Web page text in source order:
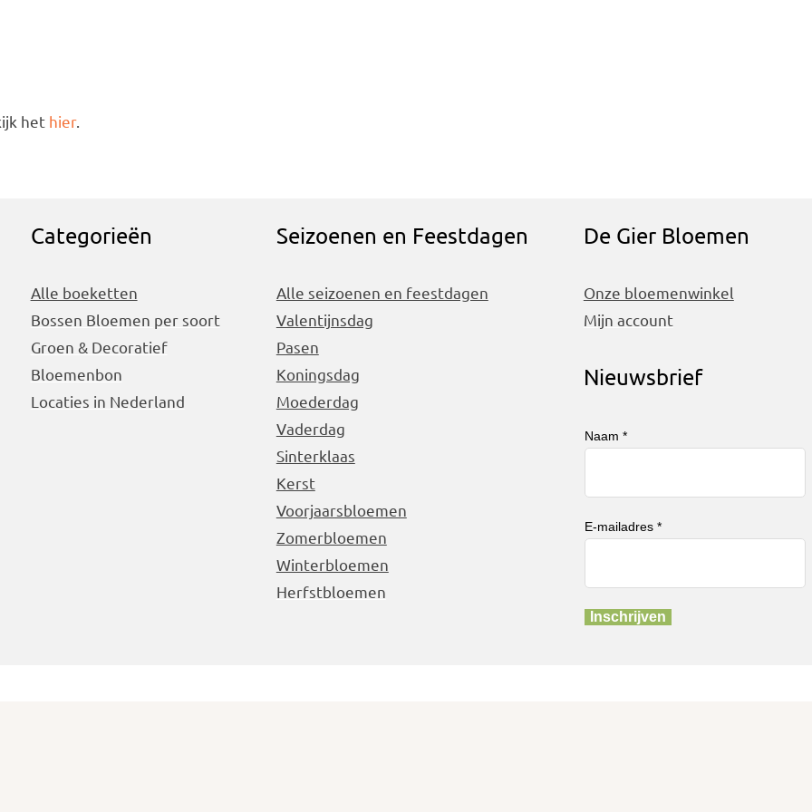
het hier.
Categorieën
Alle boeketten
Bossen Bloemen per soort
Groen & Decoratief
Bloemenbon
Locaties in Nederland
Seizoenen en Feestdagen
Alle seizoenen en feestdagen
Valentijnsdag
Pasen
Koningsdag
Moederdag
Vaderdag
Sinterklaas
Kerst
Voorjaarsbloemen
Zomerbloemen
Winterbloemen
Herfstbloemen
De Gier Bloemen
Onze bloemenwinkel
Mijn account
Nieuwsbrief
Naam *
E-mailadres *
Inschrijven